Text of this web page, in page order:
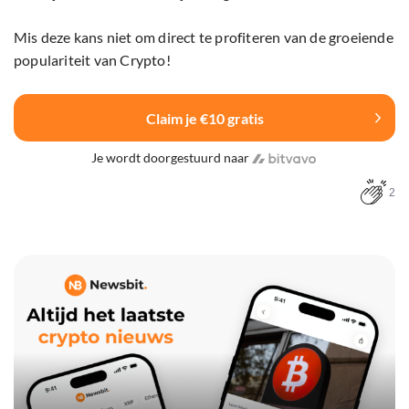
Mis deze kans niet om direct te profiteren van de groeiende
populariteit van Crypto!
Claim je €10 gratis
Je wordt doorgestuurd naar
2